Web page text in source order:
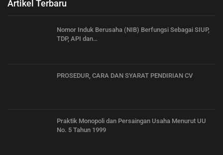
Artikel Terbaru
Nomor Induk Berusaha (NIB) Berfungsi Sebagai SIUP,
TDP, API dan…
PROSEDUR, CARA DAN SYARAT PENDIRIAN CV
Praktik Monopoli dan Persaingan Usaha Menurut UU
No. 5 Tahun 1999